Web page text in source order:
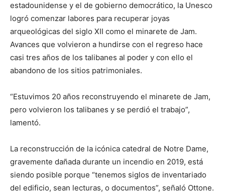
estadounidense y el de gobierno democrático, la Unesco
logró comenzar labores para recuperar joyas
arqueológicas del siglo XII como el ​​minarete de Jam.
Avances que volvieron a hundirse con el regreso hace
casi tres años de los talibanes al poder y con ello el
abandono de los sitios patrimoniales.
“Estuvimos 20 años reconstruyendo el ​​minarete de Jam,
pero volvieron los talibanes y se perdió el trabajo”,
lamentó.
La reconstrucción de la icónica catedral de Notre Dame,
gravemente dañada durante un incendio en 2019, está
siendo posible porque “tenemos siglos de inventariado
del edificio, sean lecturas, o documentos”, señaló Ottone.